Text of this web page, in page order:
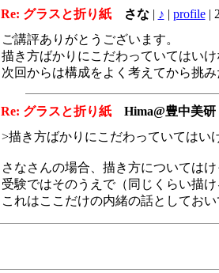
Re: グラスと折り紙 さな | ♪ | profile|
ご講評ありがとうございます。
描き方ばかりにこだわっていてはい
次回からは構成をよく考えてから挑
Re: グラスと折り紙 Hima@豊中美研
>描き方ばかりにこだわっていてはい
さなさんの場合、描き方については
受験ではそのうえで（同じくらい描
これはここだけの内緒の話としてお